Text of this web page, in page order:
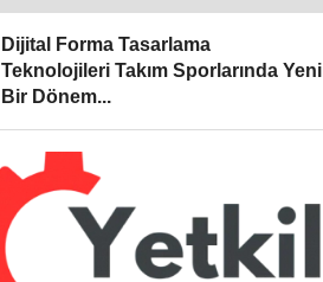
Dijital Forma Tasarlama
Teknolojileri Takım Sporlarında Yeni
Bir Dönem...